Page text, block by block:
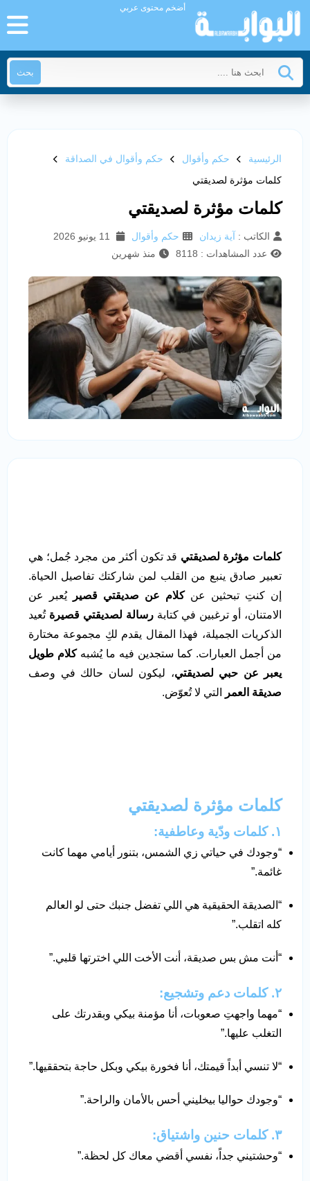
أضخم محتوى عربي
بحث
الرئيسية حكم وأقوال
حكم وأقوال في الصداقة
كلمات مؤثرة لصديقتي
كلمات مؤثرة لصديقتي
الكاتب : آية زيدان حكم وأقوال
عدد المشاهدات : 8118
منذ شهرين
كلمات مؤثرة لصديقتي قد تكون أكثر من مجرد جُمل؛ هي
تعبير صادق ينبع من القلب لمن شاركتك تفاصيل الحياة.
إن كنتِ تبحثين عنكلام عن صديقتي قصير
يُعبر عن
الامتنان، أو ترغبين في كتابةرسالة لصديقتي قصيرة تُعيد
الذكريات الجميلة، فهذا المقال يقدم لكِ مجموعة مختارة
من أجمل العبارات. كما ستجدين فيه ما يُشبهكلام طويل
يعبر عن حبي لصديقتي، ليكون لسان حالك في وصف
صديقة العمر
التي لا تُعوّض.
كلمات مؤثرة لصديقتي
١. كلمات ودّية وعاطفية:
“وجودك في حياتي زي الشمس، بتنور أيامي مهما كانت
غائمة.”
“الصديقة الحقيقية هي اللي تفضل جنبك حتى لو العالم
كله اتقلب.”
“أنت مش بس صديقة، أنت الأخت اللي اخترتها قلبي.”
٢. كلمات دعم وتشجيع:
“مهما واجهتِ صعوبات، أنا مؤمنة بيكي وبقدرتك على
التغلب عليها.”
“لا تنسي أبداً قيمتك، أنا فخورة بيكي وبكل حاجة بتحققيها.”
“وجودك حواليا بيخليني أحس بالأمان والراحة.”
٣. كلمات حنين واشتياق:
“وحشتيني جداً، نفسي أقضي معاك كل لحظة.”